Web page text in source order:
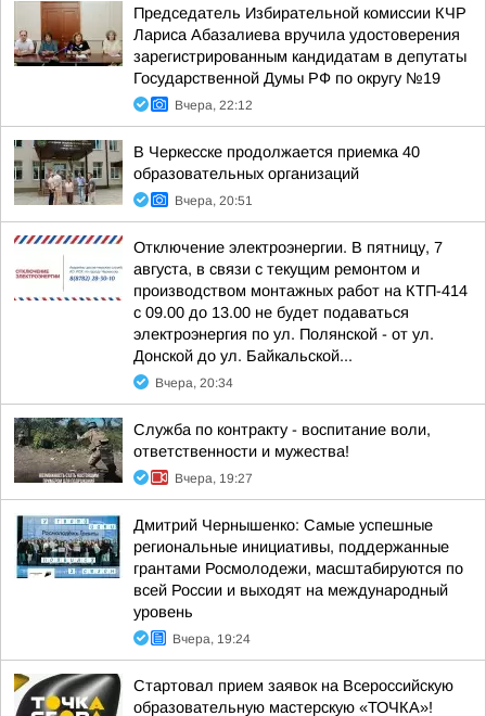
Председатель Избирательной комиссии КЧР
Лариса Абазалиева вручила удостоверения
зарегистрированным кандидатам в депутаты
Государственной Думы РФ по округу №19
Вчера, 22:12
В Черкесске продолжается приемка 40
образовательных организаций
Вчера, 20:51
Отключение электроэнергии. В пятницу, 7
августа, в связи с текущим ремонтом и
производством монтажных работ на КТП-414
с 09.00 до 13.00 не будет подаваться
электроэнергия по ул. Полянской - от ул.
Донской до ул. Байкальской...
Вчера, 20:34
Служба по контракту - воспитание воли,
ответственности и мужества!
Вчера, 19:27
Дмитрий Чернышенко: Самые успешные
региональные инициативы, поддержанные
грантами Росмолодежи, масштабируются по
всей России и выходят на международный
уровень
Вчера, 19:24
Стартовал прием заявок на Всероссийскую
образовательную мастерскую «ТОЧКА»!